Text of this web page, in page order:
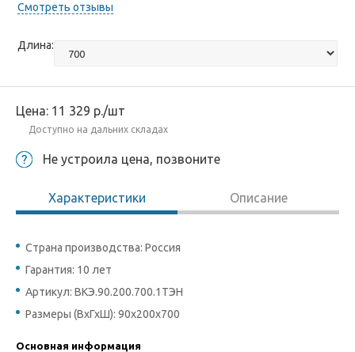
Смотреть отзывы
Длина:
Цена: 11 329 р./шт
Доступно на дальних складах
Не устроила цена, позвоните
Характеристики Описание
Страна производства: Россия
Гарантия: 10 лет
Артикул: ВКЭ.90.200.700.1ТЭН
Размеры (ВхГхШ): 90х200х700
Основная информация